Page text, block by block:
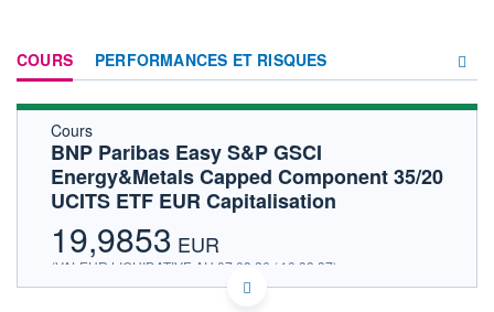
COURS PERFORMANCES ET RISQUES
ACTUALITÉS
FORUM
Cours
BNP Paribas Easy S&P GSCI
Energy&Metals Capped Component 35/20
UCITS ETF EUR Capitalisation
19,9853 EUR
(VALEUR LIQUIDATIVE AU 07.08.26 / 10:38:37)
+2,05%